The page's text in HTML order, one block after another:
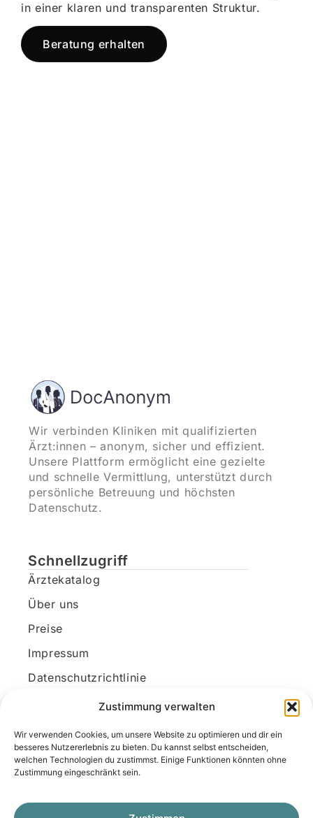
Zustimmung verwalten
Wir verwenden Cookies, um unsere Website zu optimieren und dir ein
besseres Nutzererlebnis zu bieten. Du kannst selbst entscheiden,
welchen Technologien du zustimmst. Einige Funktionen könnten ohne
Zustimmung eingeschränkt sein.
in einer klaren und transparenten Struktur.
Beratung erhalten
Wir verbinden Kliniken mit qualifizierten
Ärzt:innen – anonym, sicher und effizient.
Unsere Plattform ermöglicht eine gezielte
und schnelle Vermittlung, unterstützt durch
persönliche Betreuung und höchsten
Datenschutz.
Schnellzugriff
Ärztekatalog
Über uns
Preise
Impressum
Datenschutzrichtlinie
Kundenkonto
Unsere Kontaktdaten
E-Mail: kontakt@docanonym.com